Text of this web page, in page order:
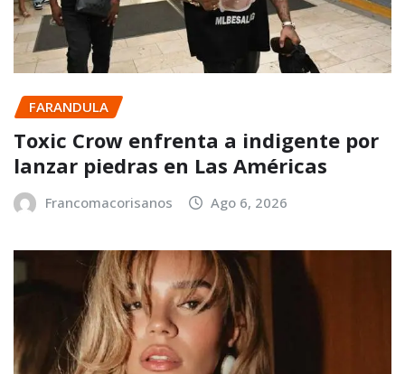
FARANDULA
Toxic Crow enfrenta a indigente por
lanzar piedras en Las Américas
Francomacorisanos Ago 6, 2026